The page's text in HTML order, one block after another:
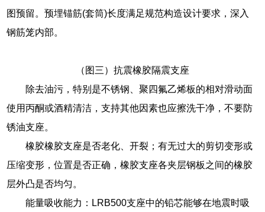
图预留。预埋锚筋(套筒)长度满足规范构造设计要求，深入
钢筋笼内部。
（图三）抗震橡胶隔震支座
除去油污，特别是不锈钢、聚四氟乙烯板的相对滑动面
使用丙酮或酒精清洁，支持其他因素也应擦洗干净，不要防
锈油支座。
橡胶橡胶支座是否老化、开裂；有无过大的剪切变形或
压缩变形，位置是否正确，橡胶支座各夹层钢板之间的橡胶
层外凸是否均匀。
能量吸收能力：LRB500支座中的铅芯能够在地震时吸